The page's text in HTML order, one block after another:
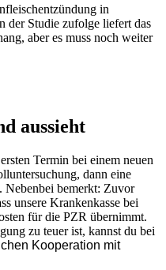
in
der Studie zufolge liefert das
aber es muss noch weiter
aussieht
Termin bei einem neuen
dann eine
Nebenbei bemerkt: Zuvor
unsere Krankenkasse bei
für die PZR übernimmt.
zu teuer ist, kannst du bei
Kooperation mit